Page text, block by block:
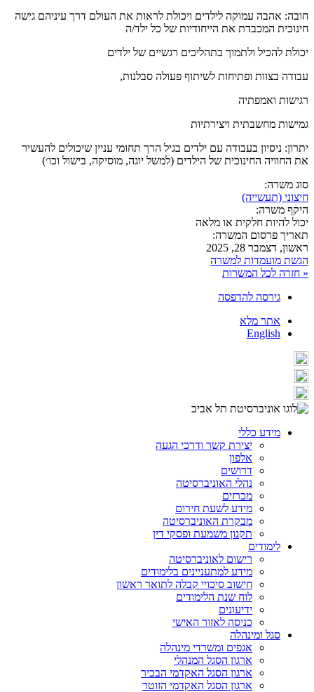
חובה: אהבה עמוקה לילדים ויכולת לראות את העולם דרך עיניהם גישה
חינוכית המכבדת את הייחודיות של כל ילד/ה
יכולת להכיל ולתמוך בתהליכים רגשיים של ילדים
עבודה בצוות ופתיחות לשיתוף פעולה סבלנות,
רגישות ואמפתיה
גמישות מחשבתית ויצירתיות
יתרון: ניסיון בעבודה עם ילדים בגיל הרך תחומי עניין שיכולים להעשיר
את החוויה החינוכית של הילדים (למשל יוגה, מוסיקה, בישול וכו׳)
סוג משרה:
חיצוני (תעשייה)
היקף משרה:
יכול להיות חלקית או מלאה
תאריך פרסום המשרה:
ראשון, דצמבר 28, 2025
הגשת מועמדות למשרה
« חזרה לכל המשרות
גירסה להדפסה
אתר מלא
English
מידע כללי
יצירת קשר ודרכי הגעה
אלפון
דרושים
נהלי האוניברסיטה
מכרזים
מידע לשעת חירום
מבקרת האוניברסיטה
תקנון משמעת ופסקי דין
לימודים
רישום לאוניברסיטה
מידע למתעניינים בלימודים
חישוב סיכויי קבלה לתואר ראשון
לוח שנת הלימודים
ידיעונים
כניסה לאזור האישי
סגל ומינהלה
אגפים ומשרדי מינהלה
ארגון הסגל המנהלי
ארגון הסגל האקדמי הבכיר
ארגון הסגל האקדמי הזוטר